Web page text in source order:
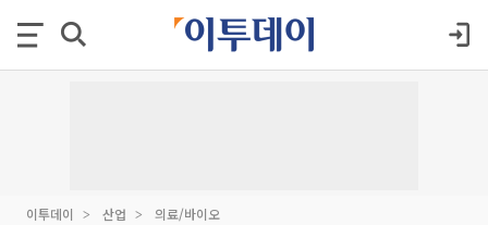
이투데이 산업 의료/바이오